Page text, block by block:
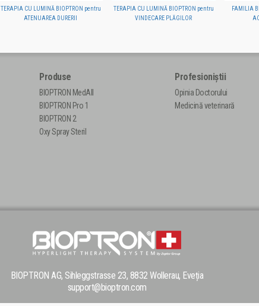
TERAPIA CU LUMINĂ BIOPTRON pentru
ATENUAREA DURERII
TERAPIA CU LUMINĂ BIOPTRON pentru
VINDECARE PLĂGILOR
FAMILIA
Produse
BIOPTRON MedAll
BIOPTRON Pro 1
BIOPTRON 2
Oxy Spray Steril
Profesioniștii
Opinia Doctorului
Medicină veterinară
BIOPTRON AG, Sihleggstrasse 23, 8832 Wollerau, Eveția
support@bioptron.com